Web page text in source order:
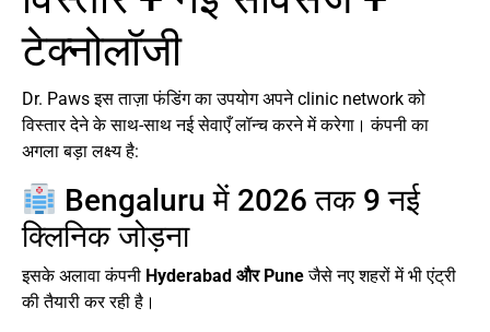
टेक्नोलॉजी
Dr. Paws इस ताज़ा फंडिंग का उपयोग अपने clinic network को
विस्तार देने के साथ-साथ नई सेवाएँ लॉन्च करने में करेगा। कंपनी का
अगला बड़ा लक्ष्य है:
Bengaluru में 2026 तक 9 नई
क्लिनिक जोड़ना
इसके अलावा कंपनी Hyderabad और Puneजैसे नए शहरों में भी एंट्री
की तैयारी कर रही है।